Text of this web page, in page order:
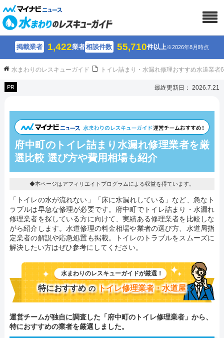
掲載業者 1,422業者相談件数 55,710件以上※2026年8月時点
水まわりのレスキューガイド トイレ詰まり・水漏れ修理おすすめ水道業
PR 最終更新日： 2026.7.21
府中町のトイレ詰まり水漏れ修理業者を厳
選比較 選び方や費用相場も紹介
◆本ページはアフィリエイトプログラムによる収益を得ています。
「トイレの水が流れない」「床に水漏れしている」など、急なト
ラブルは早急な修理が必要です。府中町でトイレ詰まり・水漏れ
修理業者を探している方に向けて、実績ある修理業者を比較しな
がら紹介します。水道修理の料金相場や業者の選び方、水道局指
定業者の解説や応急処置も掲載。トイレのトラブルをスムーズに
解決したい方はぜひ参考にしてください。
水まわりのレスキューガイドが厳選！
特におすすめ の トイレ修理業者・水道屋
運営チームが独自に調査した「府中町のトイレ修理業者」から、
特におすすめの業者を厳選しました。